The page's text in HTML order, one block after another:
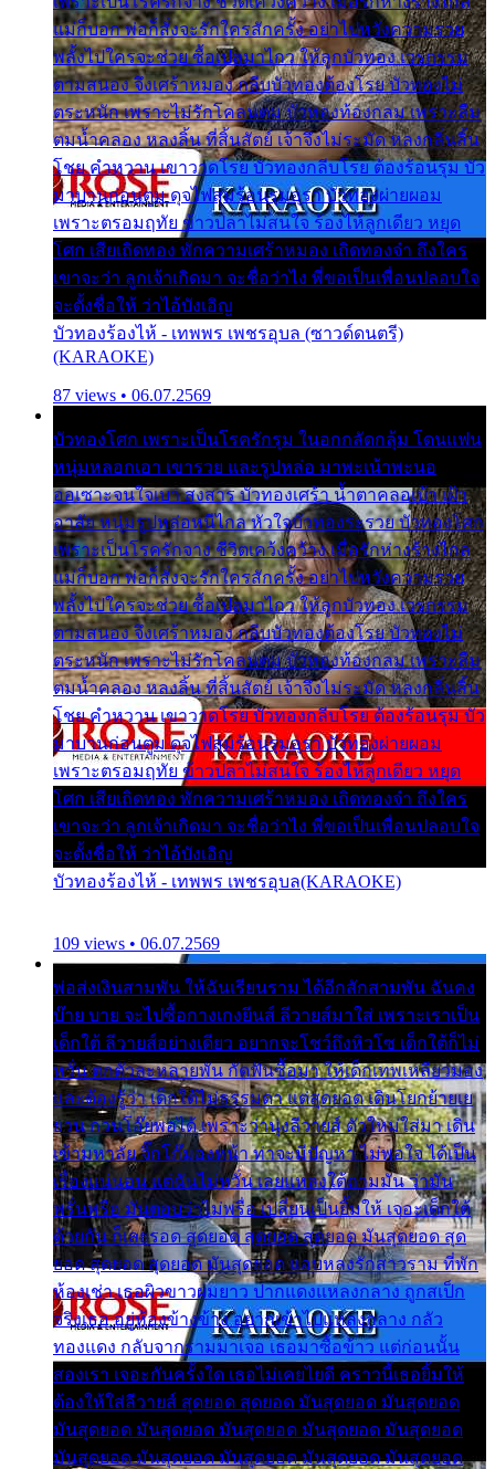
แม่ก็บอก พ่อก็สั่งจะรักใครสักครั้ง อย่าไปหวังความรวย
พลั้งไปใครจะช่วย ซื้อเปลมาไกว ให้ลูกบัวทอง เวรกรรม
ตามสนอง จึงเศร้าหมอง กลีบบัวทองต้องโรย บัวทองไม่
ตระหนัก เพราะไม่รักโคลนตม บัวทองท้องกลม เพราะลืม
ตมน้ำคลอง หลงลิ้น ที่สิ้นสัตย์ เจ้าจึงไม่ระมัด หลงกลิ่นลิ้น
โชย คำหวาน เขาวาดโรย บัวทองกลีบโรย ต้องร้อนรุม บัว
มาบานก่อนตูม ดุจไฟสุมร้อนรุมอุรา บัวทองผ่ายผอม
เพราะตรอมฤทัย ข้าวปลาไม่สนใจ ร้องไห้ลูกเดียว หยุด
โศก เสียเถิดทอง พักความเศร้าหมอง เถิดทองจ๋า ถึงใคร
เขาจะว่า ลูกเจ้าเกิดมา จะชื่อว่าไง พี่ขอเป็นเพื่อนปลอบใจ
จะตั้งชื่อให้ ว่าไอ้บังเอิญ
บัวทองร้องไห้ - เทพพร เพชรอุบล (ซาวด์ดนตรี)
(KARAOKE)
87 views • 06.07.2569
บัวทองโศก เพราะเป็นโรครักรุม ในอกกลัดกลุ้ม โดนแฟน
หนุ่มหลอกเอา เขารวย และรูปหล่อ มาพะเน้าพะนอ
ออเซาะจนใจเบา สงสาร บัวทองเศร้า น้ำตาคลอเบ้า เฝ้า
อาลัย หนุ่มรูปหล่อหนีไกล หัวใจบัวทองระรวย บัวทองโศก
เพราะเป็นโรครักจาง ชีวิตเคว้งคว้าง เมื่อรักห่างร้างไกล
แม่ก็บอก พ่อก็สั่งจะรักใครสักครั้ง อย่าไปหวังความรวย
พลั้งไปใครจะช่วย ซื้อเปลมาไกว ให้ลูกบัวทอง เวรกรรม
ตามสนอง จึงเศร้าหมอง กลีบบัวทองต้องโรย บัวทองไม่
ตระหนัก เพราะไม่รักโคลนตม บัวทองท้องกลม เพราะลืม
ตมน้ำคลอง หลงลิ้น ที่สิ้นสัตย์ เจ้าจึงไม่ระมัด หลงกลิ่นลิ้น
โชย คำหวาน เขาวาดโรย บัวทองกลีบโรย ต้องร้อนรุม บัว
มาบานก่อนตูม ดุจไฟสุมร้อนรุมอุรา บัวทองผ่ายผอม
เพราะตรอมฤทัย ข้าวปลาไม่สนใจ ร้องไห้ลูกเดียว หยุด
โศก เสียเถิดทอง พักความเศร้าหมอง เถิดทองจ๋า ถึงใคร
เขาจะว่า ลูกเจ้าเกิดมา จะชื่อว่าไง พี่ขอเป็นเพื่อนปลอบใจ
จะตั้งชื่อให้ ว่าไอ้บังเอิญ
บัวทองร้องไห้ - เทพพร เพชรอุบล(KARAOKE)
109 views • 06.07.2569
พ่อส่งเงินสามพัน ให้ฉันเรียนราม ได้อีกสักสามพัน ฉันคง
บ๊าย บาย จะไปซื้อกางเกงยีนส์ ลีวายส์มาใส่ เพราะเราเป็น
เด็กใต้ ลีวายส์อย่างเดียว อยากจะโชว์ถึงหิวโซ เด็กใต้ก็ไม่
หวั่น ตกตัวละหลายพัน กัดฟันซื้อมา ให้เด็กเทพเหลียวมอง
และต้องรู้ว่า เด็กใต้ไม่ธรรมดา แต่สุดยอด เดินโยกย้ายเย
ยวน กวนโอ๊ยพอได้ เพราะว่านุ่งลีวายส์ ตัวใหม่ใส่มา เดิน
เข้ามหาลัย จิ๊กโก๊มองหน้า ท่าจะมีปัญหา ไม่พอใจ ได้เป็น
เรื่องแน่นอน แต่ฉันไม่หวั่น เลยแหลงใต้ถามมัน ว่ามัน
พรั่นพรือ มันตอบว่าไม่พรื่อ เปลี่ยนเป็นยิ้มให้ เจอะเด็กใต้
ด้วยกัน ก็เลยรอด สุดยอด สุดยอด สุดยอด มันสุดยอด สุด
ยอด สุดยอด สุดยอด มันสุดยอด แอบหลงรักสาวราม ที่พัก
ห้องเช่า เธอผิวขาวผมยาว ปากแดงแหลงกลาง ถูกสเป็ก
จริงเธอ อยู่ห้องข้างข้าง อยากเข้าไปแหลงกลาง กลัว
ทองแดง กลับจากรามมาเจอ เธอมาซื้อข้าว แต่ก่อนนั้น
สองเรา เจอะกันครั้งใด เธอไม่เคยไยดี คราวนี้เธอยิ้มให้
ต้องให้ใส่ลีวายส์ สุดยอด สุดยอด มันสุดยอด มันสุดยอด
มันสุดยอด มันสุดยอด มันสุดยอด มันสุดยอด มันสุดยอด
มันสุดยอด มันสุดยอด มันสุดยอด มันสุดยอด มันสุดยอด